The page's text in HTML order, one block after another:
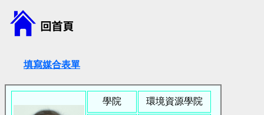
填寫媒合表單
學院 環境資源學院